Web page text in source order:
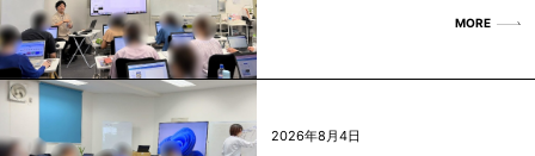
MORE
2026年8月4日